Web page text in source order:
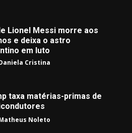
Lionel Messi morre aos
e deixa o astro
em luto
Cristina
taxa matérias-primas de
Noleto